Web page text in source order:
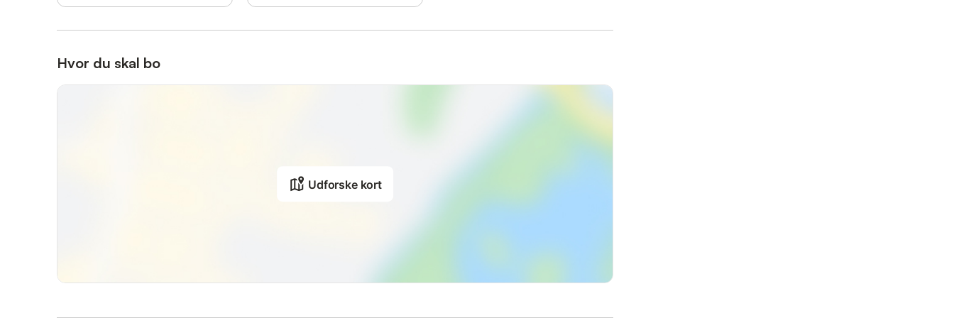
Hvor du skal bo
Udforske kort